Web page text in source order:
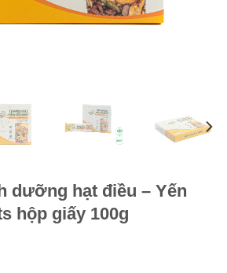
dưỡng hạt điều – Yến
hộp giấy 100g